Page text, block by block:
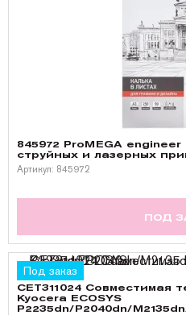
845972 ProMEGA
струйных и лазерных
Артикул: 845972
ПОД
Под заказ
CET311024 Совместимая
Kyocera ECOSYS
P2235dn/P2040dn/